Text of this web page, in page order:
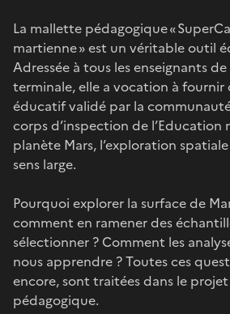
La mallette pédagogique «
martienne » est un véritable outil
Adressée à tous les enseignants de
terminale, elle a vocation à
éducatif validé par la
corps d’inspection de l’Education
planète Mars, l’exploration
sens large.
Pourquoi explorer la surface de
comment en ramener des
sélectionner ? Comment les
nous apprendre ? Toutes ces
encore, sont traitées dans le
pédagogique.